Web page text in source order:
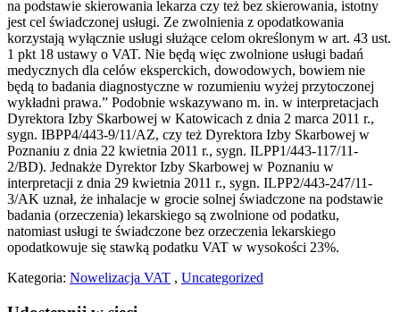
na podstawie skierowania lekarza czy też bez skierowania, istotny
jest cel świadczonej usługi. Ze zwolnienia z opodatkowania
korzystają wyłącznie usługi służące celom określonym w art. 43 ust.
1 pkt 18 ustawy o VAT. Nie będą więc zwolnione usługi badań
medycznych dla celów eksperckich, dowodowych, bowiem nie
będą to badania diagnostyczne w rozumieniu wyżej przytoczonej
wykładni prawa.” Podobnie wskazywano m. in. w interpretacjach
Dyrektora Izby Skarbowej w Katowicach z dnia 2 marca 2011 r.,
sygn. IBPP4/443-9/11/AZ, czy też Dyrektora Izby Skarbowej w
Poznaniu z dnia 22 kwietnia 2011 r., sygn. ILPP1/443-117/11-
2/BD). Jednakże Dyrektor Izby Skarbowej w Poznaniu w
interpretacji z dnia 29 kwietnia 2011 r., sygn. ILPP2/443-247/11-
3/AK uznał, że inhalacje w grocie solnej świadczone na podstawie
badania (orzeczenia) lekarskiego są zwolnione od podatku,
natomiast usługi te świadczone bez orzeczenia lekarskiego
opodatkowuje się stawką podatku VAT w wysokości 23%.
Kategoria: Nowelizacja VAT , Uncategorized